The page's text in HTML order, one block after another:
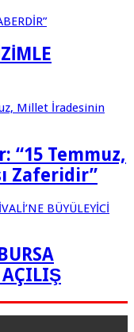
“15 Temmuz,
Zaferidir”
AÇILIŞ